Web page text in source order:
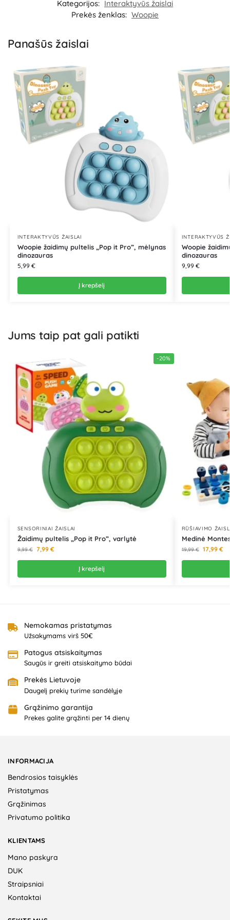
Kategorijos: Interaktyvūs žaislai
Prekės ženklas: Woopie
Panašūs žaislai
INTERAKTYVŪS ŽAISLAI
Woopie žaidimų pultelis „Pop it Pro”, mėlynas
dinozauras
5,99 €
Į krepšelį
INTERAKTYVŪS
Woopie
dinozauras
9,99 €
Jums taip pat gali patikti
-20%
SENSORINIAI ŽAISLAI
Žaidimų pultelis „Pop it Pro”, varlytė
9,99€ 7,99 €
Į krepšelį
RŪŠIAVIMO
Medinė
19,99€ 17,99 €
Nemokamas pristatymas
Užsakymams virš 50€
Patogus atsiskaitymas
Saugūs ir greiti atsiskaitymo būdai
Prekės Lietuvoje
Daugelį prekių turime sandėlyje
Grąžinimo garantija
Prekes galite grąžinti per 14 dienų
INFORMACIJA
Bendrosios taisyklės
Pristatymas
Grąžinimas
Privatumo politika
KLIENTAMS
Mano paskyra
DUK
Straipsniai
Kontaktai